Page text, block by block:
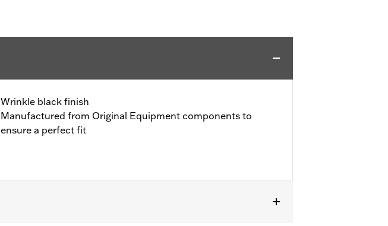
Wrinkle black finish
Manufactured from Original Equipment components to
ensure a perfect fit